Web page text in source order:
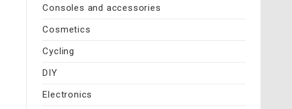
Consoles and accessories
Cosmetics
Cycling
DIY
Electronics